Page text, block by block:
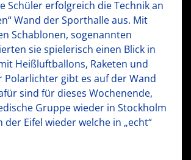
Schüler erfolgreich die Technik an
Wand der Sporthalle aus. Mit
Schablonen, sogenannten
sie spielerisch einen Blick in
Heißluftballons, Raketen und
Polarlichter gibt es auf der Wand
sind für dieses Wochenende,
Gruppe wieder in Stockholm
Eifel wieder welche in „echt“